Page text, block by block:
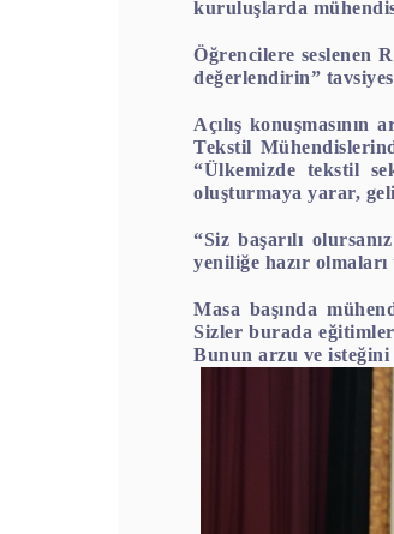
kuruluşlarda
Öğrencilere seslenen
değerlendirin”
Açılış
Tekstil
“Ülkemizde tekstil
oluşturmaya yarar,
“Siz başarılı
yeniliğe hazır
Masa başında
Sizler burada
Bunun arzu ve isteğini